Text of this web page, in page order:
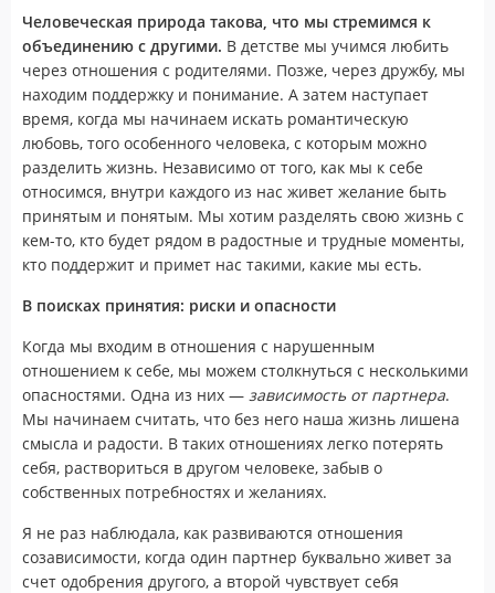
Человеческая природа такова, что мы стремимся к
объединению с другими. В детстве мы учимся любить
через отношения с родителями. Позже, через дружбу, мы
находим поддержку и понимание. А затем наступает
время, когда мы начинаем искать романтическую
любовь, того особенного человека, с которым можно
разделить жизнь. Независимо от того, как мы к себе
относимся, внутри каждого из нас живет желание быть
принятым и понятым. Мы хотим разделять свою жизнь с
кем-то, кто будет рядом в радостные и трудные моменты,
кто поддержит и примет нас такими, какие мы есть.
В поисках принятия: риски и опасности
Когда мы входим в отношения с нарушенным
отношением к себе, мы можем столкнуться с несколькими
опасностями. Одна из них — зависимость от партнера.
Мы начинаем считать, что без него наша жизнь лишена
смысла и радости. В таких отношениях легко потерять
себя, раствориться в другом человеке, забыв о
собственных потребностях и желаниях.
Я не раз наблюдала, как развиваются отношения
созависимости, когда один партнер буквально живет за
счет одобрения другого, а второй чувствует себя